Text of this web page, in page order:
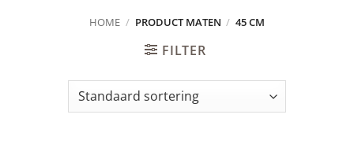
HOME / PRODUCT MATEN / 45 CM
FILTER